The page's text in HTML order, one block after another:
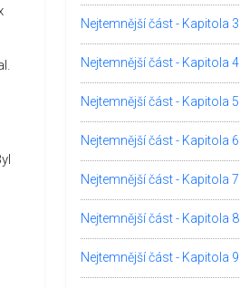
Nejtemnější část - Kapitola 3
Nejtemnější část - Kapitola 4
Nejtemnější část - Kapitola 5
Nejtemnější část - Kapitola 6
Nejtemnější část - Kapitola 7
Nejtemnější část - Kapitola 8
Nejtemnější část - Kapitola 9